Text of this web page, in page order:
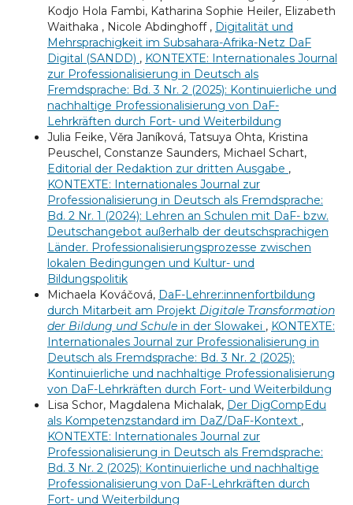
Kodjo Hola Fambi, Katharina Sophie Heiler, Elizabeth
Waithaka , Nicole Abdinghoff , Digitalität und
Mehrsprachigkeit im Subsahara-Afrika-Netz DaF
Digital (SANDD) , KONTEXTE: Internationales Journal
zur Professionalisierung in Deutsch als
Fremdsprache: Bd. 3 Nr. 2 (2025): Kontinuierliche und
nachhaltige Professionalisierung von DaF-
Lehrkräften durch Fort- und Weiterbildung
Julia Feike, Věra Janíková, Tatsuya Ohta, Kristina
Peuschel, Constanze Saunders, Michael Schart,
Editorial der Redaktion zur dritten Ausgabe ,
KONTEXTE: Internationales Journal zur
Professionalisierung in Deutsch als Fremdsprache:
Bd. 2 Nr. 1 (2024): Lehren an Schulen mit DaF- bzw.
Deutschangebot außerhalb der deutschsprachigen
Länder. Professionalisierungsprozesse zwischen
lokalen Bedingungen und Kultur- und
Bildungspolitik
Michaela Kováčová, DaF-Lehrer:innenfortbildung
durch Mitarbeit am Projekt Digitale Transformation
der Bildung und Schulein der Slowakei , KONTEXTE:
Internationales Journal zur Professionalisierung in
Deutsch als Fremdsprache: Bd. 3 Nr. 2 (2025):
Kontinuierliche und nachhaltige Professionalisierung
von DaF-Lehrkräften durch Fort- und Weiterbildung
Lisa Schor, Magdalena Michalak, Der DigCompEdu
als Kompetenzstandard im DaZ/DaF-Kontext ,
KONTEXTE: Internationales Journal zur
Professionalisierung in Deutsch als Fremdsprache:
Bd. 3 Nr. 2 (2025): Kontinuierliche und nachhaltige
Professionalisierung von DaF-Lehrkräften durch
Fort- und Weiterbildung